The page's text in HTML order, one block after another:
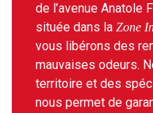
de l’avenue Anatole
située dans la Zone
vous libérons des
mauvaises odeurs.
territoire et des
nous permet de